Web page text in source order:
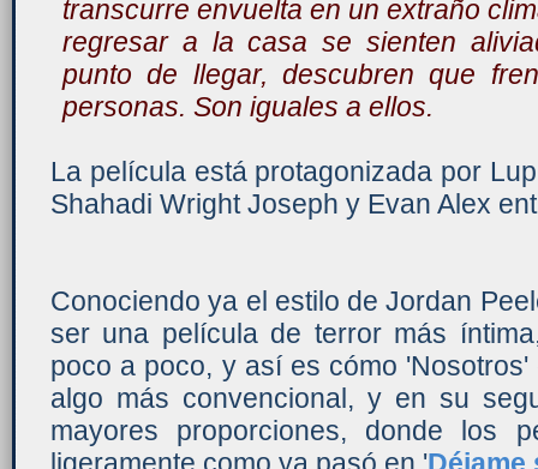
transcurre envuelta en un extraño
regresar a la casa se sienten
punto de llegar, descubren que
personas. Son iguales a ellos.
La película está protagonizada por
Shahadi Wright Joseph y Evan Alex
Conociendo ya el estilo de Jordan
ser una película de terror más
poco a poco, y así es cómo
algo más convencional, y en su
mayores proporciones, donde los
ligeramente como ya pasó en 'Déjame